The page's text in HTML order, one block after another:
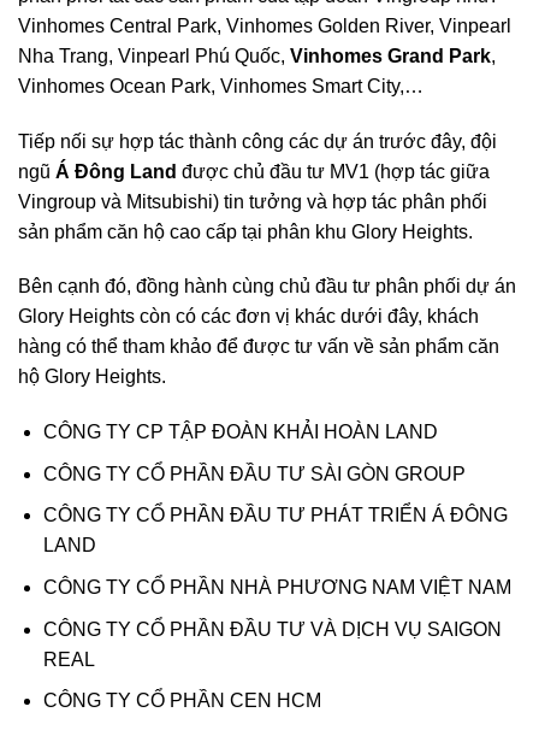
Vinhomes Central Park, Vinhomes Golden River, Vinpearl
Nha Trang, Vinpearl Phú Quốc, Vinhomes Grand Park,
Vinhomes Ocean Park, Vinhomes Smart City,…
Tiếp nối sự hợp tác thành công các dự án trước đây, đội
ngũ Á Đông Land được chủ đầu tư MV1 (hợp tác giữa
Vingroup và Mitsubishi) tin tưởng và hợp tác phân phối
sản phẩm căn hộ cao cấp tại phân khu Glory Heights.
Bên cạnh đó, đồng hành cùng chủ đầu tư phân phối dự án
Glory Heights còn có các đơn vị khác dưới đây, khách
hàng có thể tham khảo để được tư vấn về sản phẩm căn
hộ Glory Heights.
CÔNG TY CP TẬP ĐOÀN KHẢI HOÀN LAND
CÔNG TY CỔ PHẦN ĐẦU TƯ SÀI GÒN GROUP
CÔNG TY CỔ PHẦN ĐẦU TƯ PHÁT TRIỂN Á ĐÔNG
LAND
CÔNG TY CỔ PHẦN NHÀ PHƯƠNG NAM VIỆT NAM
CÔNG TY CỔ PHẦN ĐẦU TƯ VÀ DỊCH VỤ SAIGON
REAL
CÔNG TY CỔ PHẦN CEN HCM